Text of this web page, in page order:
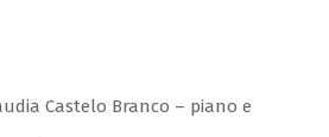
Castelo Branco – piano e